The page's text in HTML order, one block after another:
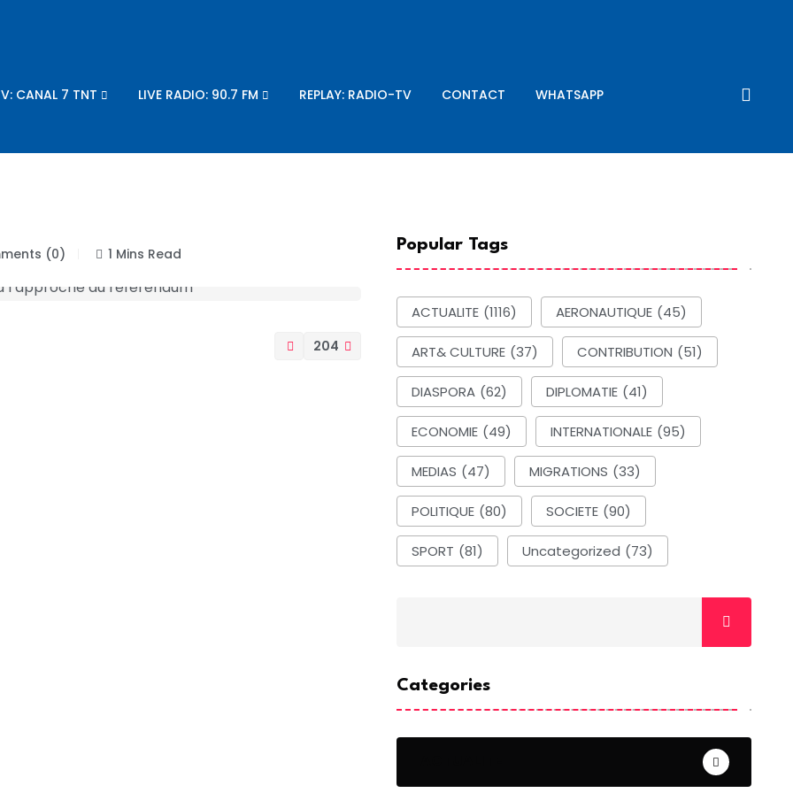
CANAL 7 TNT LIVE RADIO: 90.7 FM REPLAY: RADIO-TV CONTACT WHATSAPP
(0) 1 Mins Read
204
Popular Tags
ACTUALITE (1116) AERONAUTIQUE (45)
ART& CULTURE (37) CONTRIBUTION (51)
DIASPORA (62) DIPLOMATIE (41)
ECONOMIE (49) INTERNATIONALE (95)
MEDIAS (47) MIGRATIONS (33)
POLITIQUE (80) SOCIETE (90)
SPORT (81) Uncategorized (73)
Categories